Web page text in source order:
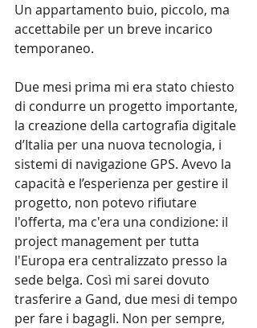
Un appartamento buio, piccolo, ma
accettabile per un breve incarico
temporaneo.
Due mesi prima mi era stato chiesto
di condurre un progetto importante,
la creazione della cartografia digitale
d’Italia per una nuova tecnologia, i
sistemi di navigazione GPS. Avevo la
capacità e l’esperienza per gestire il
progetto, non potevo rifiutare
l'offerta, ma c'era una condizione: il
project management per tutta
l'Europa era centralizzato presso la
sede belga. Così mi sarei dovuto
trasferire a Gand, due mesi di tempo
per fare i bagagli. Non per sempre,